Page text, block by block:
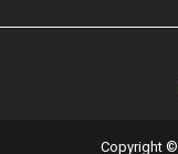
Copyright ©